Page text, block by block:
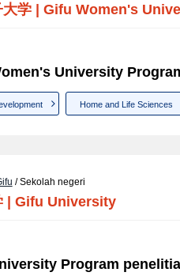
大学 | Gifu Women's
University
Home and Life Sciences
/ Sekolah negeri
Gifu University
Program